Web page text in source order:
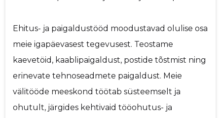
Ehitus- ja paigaldustööd moodustavad olulise osa
meie igapäevasest tegevusest. Teostame
kaevetöid, kaablipaigaldust, postide tõstmist ning
erinevate tehnoseadmete paigaldust. Meie
välitööde meeskond töötab süsteemselt ja
ohutult, järgides kehtivaid tööohutus- ja